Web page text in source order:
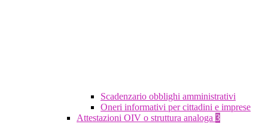
Scadenzario obblighi amministrativi
Oneri informativi per cittadini e imprese
Attestazioni OIV o struttura analoga 3